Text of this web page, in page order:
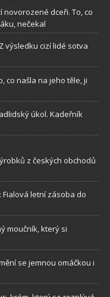
novorozené dceři. To, co
nečekal
výsledku cizí lidé sotva
co našla na jeho těle, ji
úkol. Kadeřník
z českých obchodů
letní zásoba do
moučník, který si
se jemnou omáčkou i